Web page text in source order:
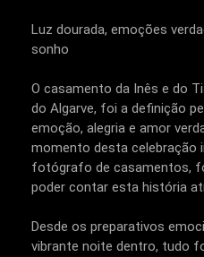
Luz dourada, emoções
sonho
O casamento da Inês e do
do Algarve, foi a definição
emoção, alegria e amor
momento desta celebração
fotógrafo de casamentos,
poder contar esta história
Desde os preparativos
vibrante noite dentro, tudo